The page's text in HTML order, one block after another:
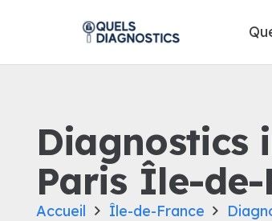
Diagnostics
Paris Île-de-
Accueil Île-de-France